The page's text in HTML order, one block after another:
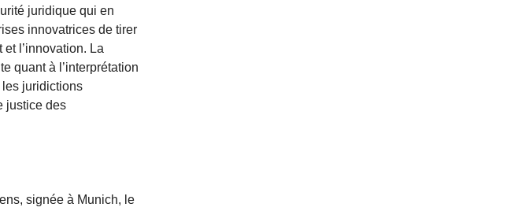
juridique qui en
innovatrices de tirer
l’innovation. La
quant à l’interprétation
juridictions
justice des
signée à Munich, le